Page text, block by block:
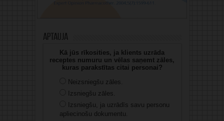
Aptauja
Kā jūs rīkosities, ja klients uzrāda
receptes numuru un vēlas saņemt zāles,
kuras parakstītas citai personai?
Neizsniegšu zāles.
Izsniegšu zāles.
Izsniegšu, ja uzrādīs savu personu
apliecinošu dokumentu.